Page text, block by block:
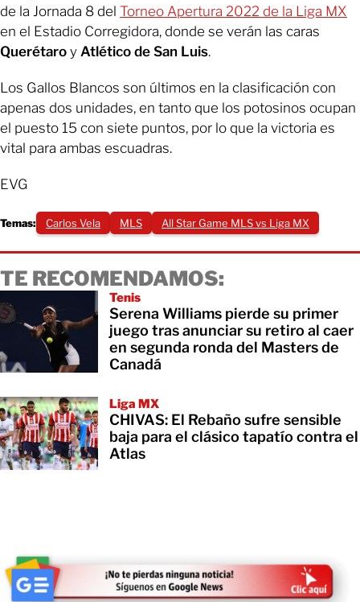
de la Jornada 8 del Torneo Apertura 2022 de la Liga MX
en el Estadio Corregidora, donde se verán las caras
Querétaro y Atlético de San Luis.
Los Gallos Blancos son últimos en la clasificación con
apenas dos unidades, en tanto que los potosinos ocupan
el puesto 15 con siete puntos, por lo que la victoria es
vital para ambas escuadras.
EVG
Temas: Carlos Vela MLS All Star Game MLS vs Liga MX
TE RECOMENDAMOS:
Tenis
Serena Williams pierde su primer
juego tras anunciar su retiro al caer
en segunda ronda del Masters de
Canadá
Liga MX
CHIVAS: El Rebaño sufre sensible
baja para el clásico tapatío contra el
Atlas